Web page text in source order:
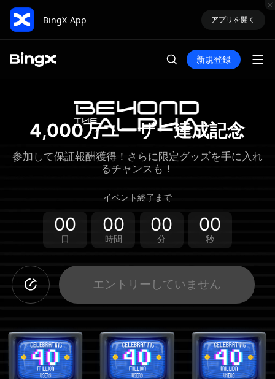
BingX App アプリを開く
新規登録
4,000万ユーザー達成記念
参加して保証報酬獲得！さらに限定グッズを手に入れ
るチャンスも！
イベント終了まで
00
日
00
時間
00
分
00
秒
エントリーしていません